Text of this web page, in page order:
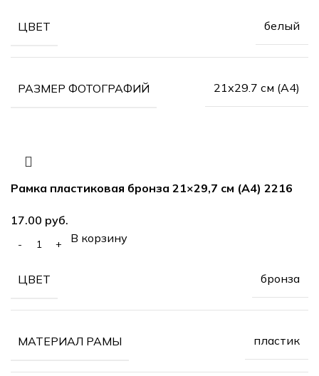
ЦВЕТ белый
РАЗМЕР ФОТОГРАФИЙ 21х29.7 см (А4)
Рамка пластиковая бронза 21×29,7 см (А4) 2216
руб.
В корзину
ЦВЕТ бронза
МАТЕРИАЛ РАМЫ пластик